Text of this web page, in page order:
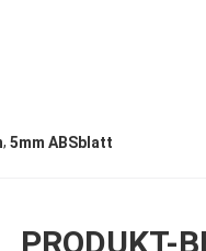
, 5mm ABSblatt
PRODUKT-